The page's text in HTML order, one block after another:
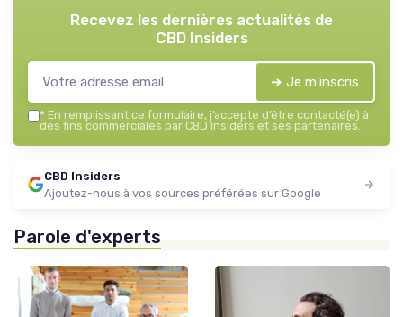
Recevez les dernières actualités de
CBD Insiders
➔ Je m'inscris
* En remplissant ce formulaire, j’accepte d’être contacté(e) à
des fins commerciales par CBD Insiders et ses partenaires.
CBD Insiders
Ajoutez-nous à vos sources préférées sur Google
Parole d'experts